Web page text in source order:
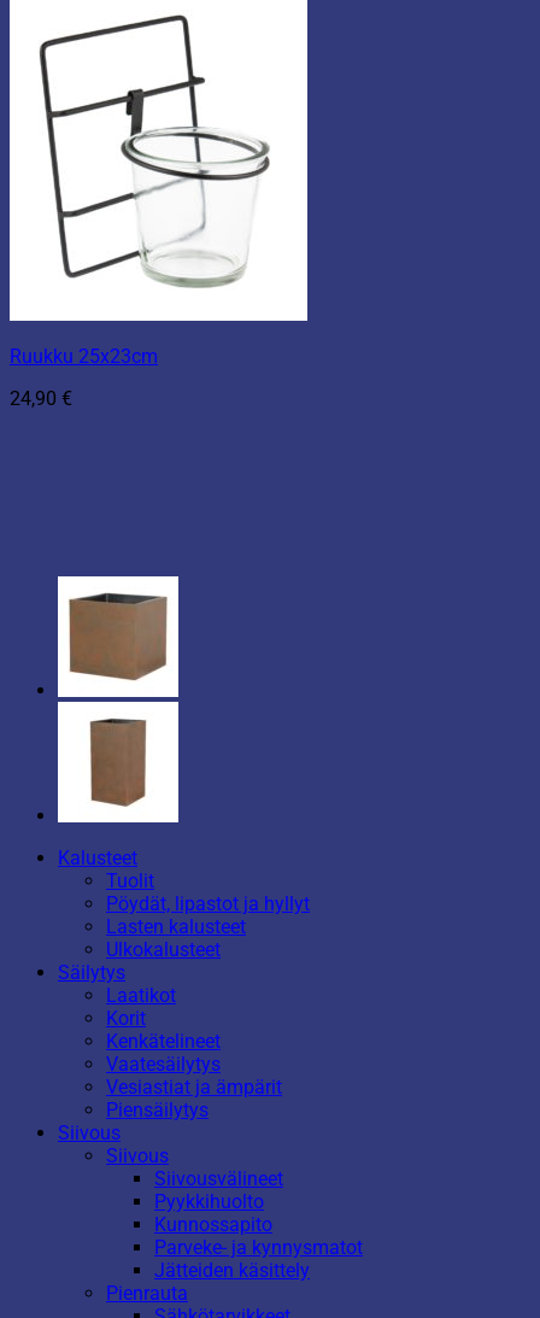
Ruukku 25x23cm
24,90 €
Kalusteet
Tuolit
Pöydät, lipastot ja hyllyt
Lasten kalusteet
Ulkokalusteet
Säilytys
Laatikot
Korit
Kenkätelineet
Vaatesäilytys
Vesiastiat ja ämpärit
Piensäilytys
Siivous
Siivous
Siivousvälineet
Pyykkihuolto
Kunnossapito
Parveke- ja kynnysmatot
Jätteiden käsittely
Pienrauta